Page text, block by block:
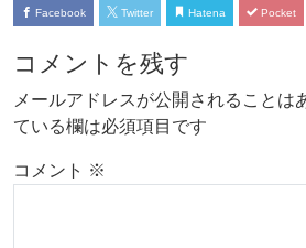
Facebook Twitter Hatena Pocket
コメントを残す
メールアドレスが公開されることは
ている欄は必須項目です
コメント ※